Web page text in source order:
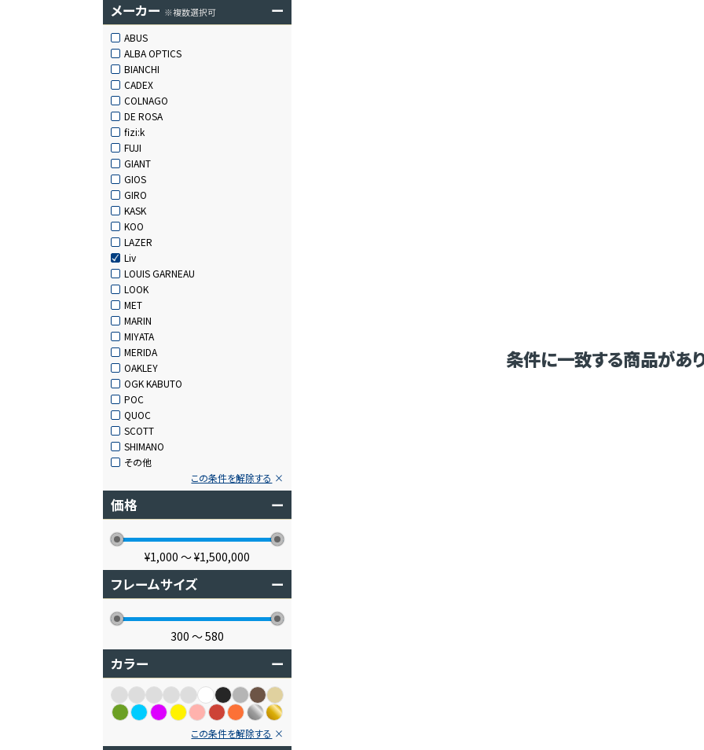
メーカー ※複数選択可 ー
ABUS
ALBA OPTICS
BIANCHI
CADEX
COLNAGO
DE ROSA
fizi:k
FUJI
GIANT
GIOS
GIRO
KASK
KOO
LAZER
Liv
LOUIS GARNEAU
LOOK
MET
MARIN
MIYATA
MERIDA
OAKLEY
OGK KABUTO
POC
QUOC
SCOTT
SHIMANO
その他
この条件を解除する
価格 ー
¥1,000 〜¥1,500,000
フレームサイズ ー
300 〜580
カラー ー
この条件を解除する
条件に一致する商品があ